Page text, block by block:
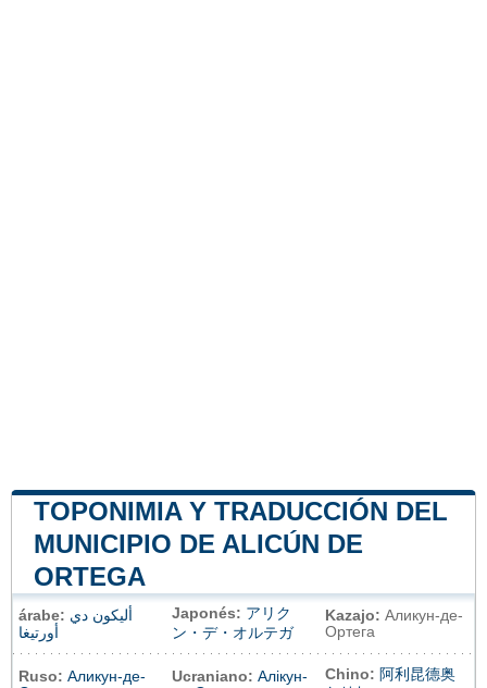
TOPONIMIA Y TRADUCCIÓN DEL
MUNICIPIO DE ALICÚN DE
ORTEGA
árabe: أليكون دي
أورتيغا
Japonés: アリク
ン・デ・オルテガ
Kazajo: Аликун-де-
Ортега
Ruso: Аликун-де-
Ucraniano: Алікун-
Chino: 阿利昆德奥